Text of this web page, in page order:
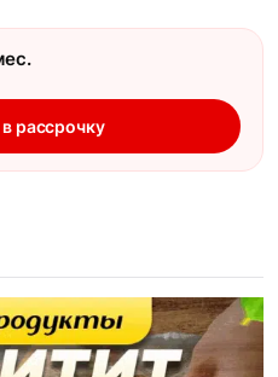
рассрочку